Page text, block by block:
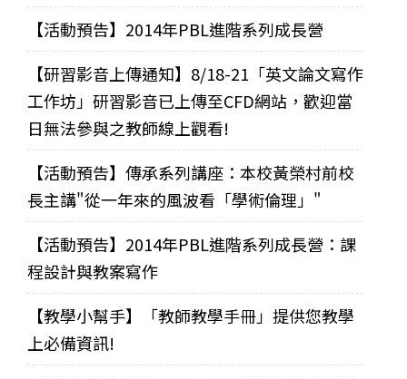
【活動預告】2014年PBL進階系列成長營
【研習影音上傳通知】8/18-21「英文論文寫作
工作坊」研習影音已上傳至CFD網站，歡迎當
日無法參與之教師線上觀看!
【活動預告】傳承系列講座：本校黃榮村前校
長主講"從一年來的風波看「學術倫理」"
【活動預告】2014年PBL進階系列成長營：課
程設計與教案寫作
【教學小幫手】「教師教學手冊」提供您教學
上必備資訊!